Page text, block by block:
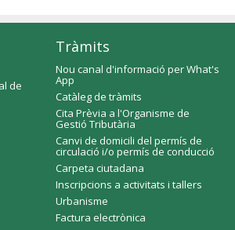
de
Tràmits
Nou canal d'informació per What's
App
Catàleg de tràmits
Cita Prèvia a l'Organisme de
Gestió Tributària
Canvi de domicili del permís de
circulació i/o permís de conducció
Carpeta ciutadana
Inscripcions a activitats i tallers
Urbanisme
Factura electrònica